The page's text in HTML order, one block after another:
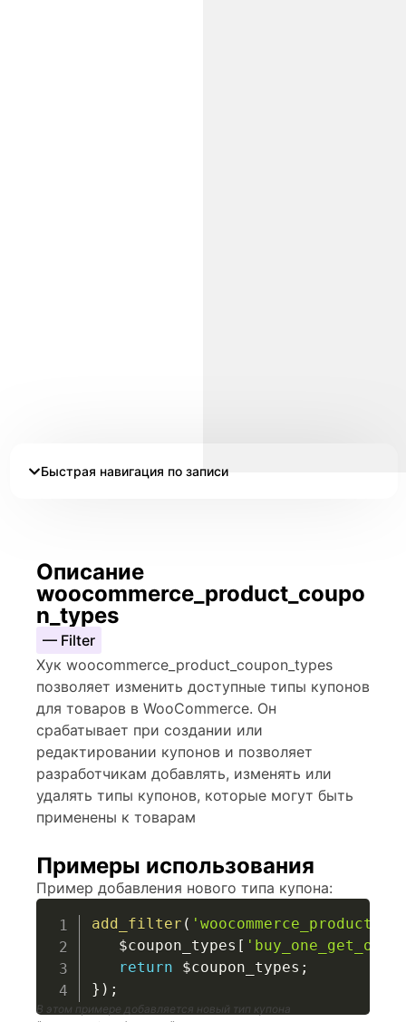
Быстрая навигация по записи
Описание
woocommerce_product_coupo
n_types
— Filter
Хук woocommerce_product_coupon_types
позволяет изменить доступные типы купонов
для товаров в WooCommerce. Он
срабатывает при создании или
редактировании купонов и позволяет
разработчикам добавлять, изменять или
удалять типы купонов, которые могут быть
применены к товарам
Примеры использования
Пример добавления нового типа купона:
add_filter (
$coupon_types [ 'buy_one_get_one'
return
$coupon_types ;
} ) ;
В этом примере добавляется новый тип купона